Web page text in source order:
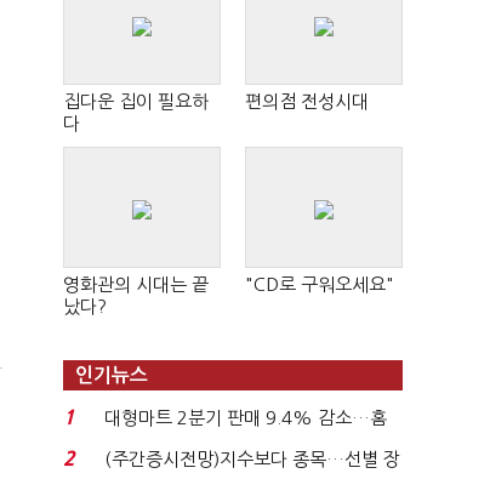
집다운 집이 필요하
다
편의점 전성시대
영화관의 시대는 끝
났다?
"CD로 구워오세요"
인기뉴스
1
대형마트 2분기 판매 9.4% 감소…홈
플러스 사태 여파...
2 (주간증시전망)지수보다 종목…선별 장